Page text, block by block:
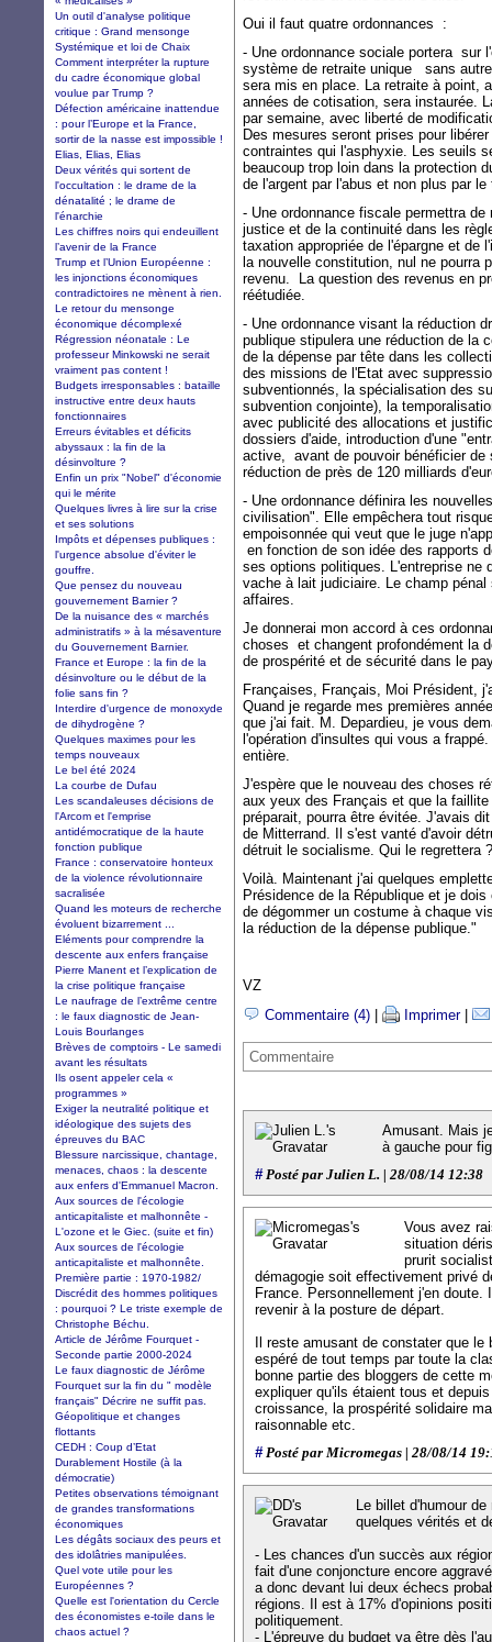
Oui il faut quatre ordonnances :
- Une ordonnance sociale portera sur
système de retraite unique sans
sera mis en place. La retraite à point,
années de cotisation, sera instaurée.
par semaine, avec liberté de
Des mesures seront prises pour
contraintes qui l'asphyxie. Les seuils
beaucoup trop loin dans la protection
de l'argent par l'abus et non plus par
- Une ordonnance fiscale permettra
justice et de la continuité dans les
taxation appropriée de l'épargne et de
la nouvelle constitution, nul ne pourra
revenu. La question des revenus en
réétudiée.
- Une ordonnance visant la réduction
publique stipulera une réduction de la
de la dépense par tête dans les
des missions de l'Etat avec
subventionnés, la spécialisation des
subvention conjointe), la
avec publicité des allocations et
dossiers d'aide, introduction d'une
active, avant de pouvoir bénéficier
réduction de près de 120 milliards
- Une ordonnance définira les
civilisation". Elle empêchera tout
empoisonnée qui veut que le juge
en fonction de son idée des rapports
ses options politiques. L'entreprise ne
vache à lait judiciaire. Le champ
affaires.
Je donnerai mon accord à ces
choses et changent profondément la
de prospérité et de sécurité dans le
Françaises, Français, Moi Président,
Quand je regarde mes premières
que j'ai fait. M. Depardieu, je vous
l'opération d'insultes qui vous a
entière.
J'espère que le nouveau des choses
aux yeux des Français et que la
préparait, pourra être évitée. J'avais
de Mitterrand. Il s'est vanté d'avoir
détruit le socialisme. Qui le regrettera ?
Voilà. Maintenant j'ai quelques
Présidence de la République et je
de dégommer un costume à chaque
la réduction de la dépense publique."
VZ
Commentaire (4)
Imprimer|
Commentaire
Amusant. Mais
à gauche pour
#Posté par Julien L. | 28/08/14 12:38
Vous avez
situation
prurit
démagogie soit effectivement privé
France. Personnellement j'en
revenir à la posture de départ.
Il reste amusant de constater que
espéré de tout temps par toute la
bonne partie des bloggers de cette
expliquer qu'ils étaient tous et
croissance, la prospérité solidaire
raisonnable etc.
#Posté par Micromegas | 28/08/14
Le billet d'humour
quelques vérités et
- Les chances d'un succès aux
fait d'une conjoncture encore
a donc devant lui deux échecs
régions. Il est à 17% d'opinions
politiquement.
- L'épreuve du budget va être dès
Un outil d'analyse politique
critique : Grand mensonge
Systémique et loi de Chaix
Comment interpréter la rupture
du cadre économique global
voulue par Trump ?
Défection américaine inattendue
: pour l’Europe et la France,
sortir de la nasse est impossible !
Elias, Elias, Elias
Deux vérités qui sortent de
l'occultation : le drame de la
dénatalité ; le drame de
l'énarchie
Les chiffres noirs qui endeuillent
l’avenir de la France
Trump et l’Union Européenne :
les injonctions économiques
contradictoires ne mènent à rien.
Le retour du mensonge
économique décomplexé
Régression néonatale : Le
professeur Minkowski ne serait
vraiment pas content !
Budgets irresponsables : bataille
instructive entre deux hauts
fonctionnaires
Erreurs évitables et déficits
abyssaux : la fin de la
désinvolture ?
Enfin un prix "Nobel" d'économie
qui le mérite
Quelques livres à lire sur la crise
et ses solutions
Impôts et dépenses publiques :
l'urgence absolue d'éviter le
gouffre.
Que pensez du nouveau
gouvernement Barnier ?
De la nuisance des « marchés
administratifs » à la mésaventure
du Gouvernement Barnier.
France et Europe : la fin de la
désinvolture ou le début de la
folie sans fin ?
Interdire d'urgence de monoxyde
de dihydrogène ?
Quelques maximes pour les
temps nouveaux
Le bel été 2024
La courbe de Dufau
Les scandaleuses décisions de
l'Arcom et l'emprise
antidémocratique de la haute
fonction publique
France : conservatoire honteux
de la violence révolutionnaire
sacralisée
Quand les moteurs de recherche
évoluent bizarrement ...
Eléments pour comprendre la
descente aux enfers française
Pierre Manent et l’explication de
la crise politique française
Le naufrage de l’extrême centre
: le faux diagnostic de Jean-
Louis Bourlanges
Brèves de comptoirs - Le samedi
avant les résultats
Ils osent appeler cela «
programmes »
Exiger la neutralité politique et
idéologique des sujets des
épreuves du BAC
Blessure narcissique, chantage,
menaces, chaos : la descente
aux enfers d'Emmanuel Macron.
Aux sources de l'écologie
anticapitaliste et malhonnête -
L'ozone et le Giec. (suite et fin)
Aux sources de l'écologie
anticapitaliste et malhonnête.
Première partie : 1970-1982/
Discrédit des hommes politiques
: pourquoi ? Le triste exemple de
Christophe Béchu.
Article de Jérôme Fourquet -
Seconde partie 2000-2024
Le faux diagnostic de Jérôme
Fourquet sur la fin du " modèle
français" Décrire ne suffit pas.
Géopolitique et changes
flottants
CEDH : Coup d’Etat
Durablement Hostile (à la
démocratie)
Petites observations témoignant
de grandes transformations
économiques
Les dégâts sociaux des peurs et
des idolâtries manipulées.
Quel vote utile pour les
Européennes ?
Quelle est l'orientation du Cercle
des économistes e-toile dans le
chaos actuel ?